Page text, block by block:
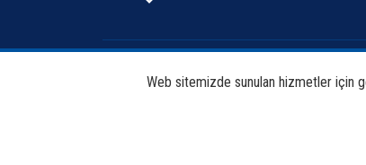
Hakkımızda
Web sitemizde sunulan hizmetler için